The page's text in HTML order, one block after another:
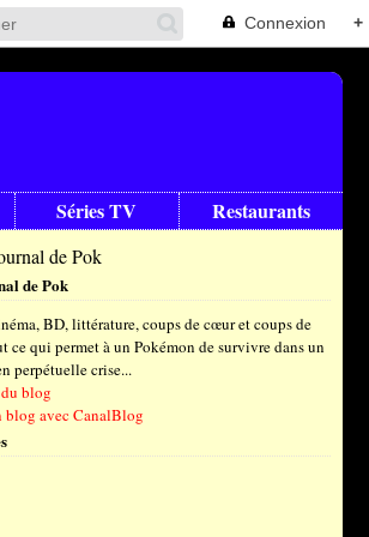
Connexion +
Séries TV Restaurants
de Pok
BD, littérature, coups de cœur et coups de
ce qui permet à un Pokémon de survivre dans un
perpétuelle crise...
blog
blog avec CanalBlog